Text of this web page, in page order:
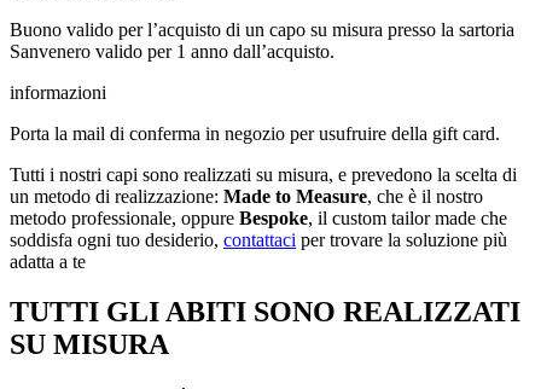
Buono valido per l’acquisto di un capo su misura presso la sartoria
Sanvenero valido per 1 anno dall’acquisto.
informazioni
Porta la mail di conferma in negozio per usufruire della gift card.
Tutti i nostri capi sono realizzati su misura, e prevedono la scelta di
un metodo di realizzazione: Made to Measure, che è il nostro
metodo professionale, oppure Bespoke, il custom tailor made che
soddisfa ogni tuo desiderio, contattaci per trovare la soluzione più
adatta a te
TUTTI GLI ABITI SONO REALIZZATI
SU MISURA